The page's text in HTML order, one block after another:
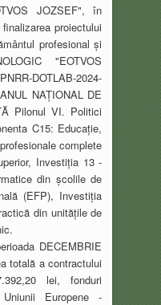
JOZSEF", în
finalizareaproiectului
profesional și
"EOTVOS
DOTLAB-2024-
NAȚIONAL DE
Pilonul VI. Politici
C15: Educație,
complete
Investiția 13 -
din școlile de
(EFP), Investiția
din unitățile de
DECEMBRIE
totală acontractului
lei, fonduri
Europene -